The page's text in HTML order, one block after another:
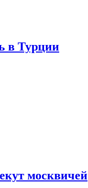
в Турции
москвичей